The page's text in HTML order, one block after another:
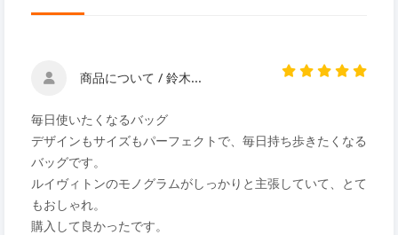
商品について / 鈴木...
毎日使いたくなるバッグ
デザインもサイズもパーフェクトで、毎日持ち歩きたくなる
バッグです。
ルイヴィトンのモノグラムがしっかりと主張していて、とて
もおしゃれ。
購入して良かったです。